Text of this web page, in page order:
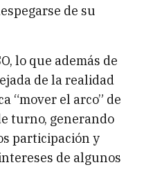
de su
lo que además de
de la realidad
“mover el arco” de
turno, generando
participación y
de algunos